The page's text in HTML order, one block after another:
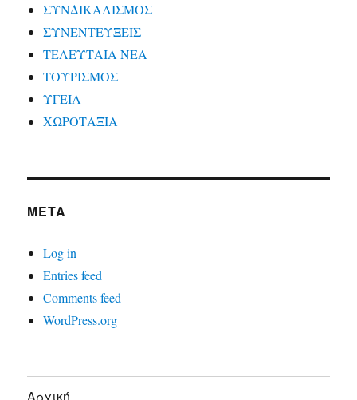
ΣΥΝΔΙΚΑΛΙΣΜΟΣ
ΣΥΝΕΝΤΕΥΞΕΙΣ
ΤΕΛΕΥΤΑΙΑ ΝΕΑ
ΤΟΥΡΙΣΜΟΣ
ΥΓΕΙΑ
ΧΩΡΟΤΑΞΙΑ
META
Log in
Entries feed
Comments feed
WordPress.org
Αρχική